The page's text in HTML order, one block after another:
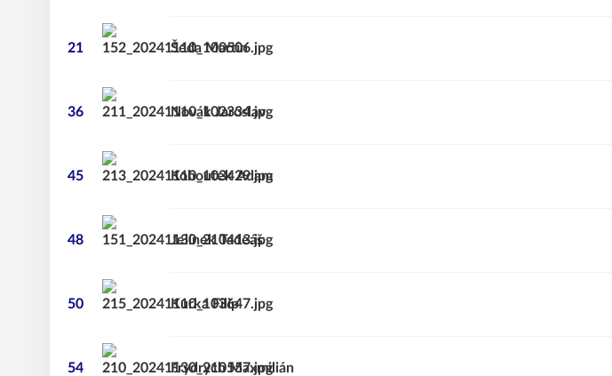
21 Martin
Šeda
36 Jaroslav
Novák
45 Adam
Kohoutek
48 Tadeáš
Jelínek
50 Filip
Kurka
54 Maxmilián
Frydrych